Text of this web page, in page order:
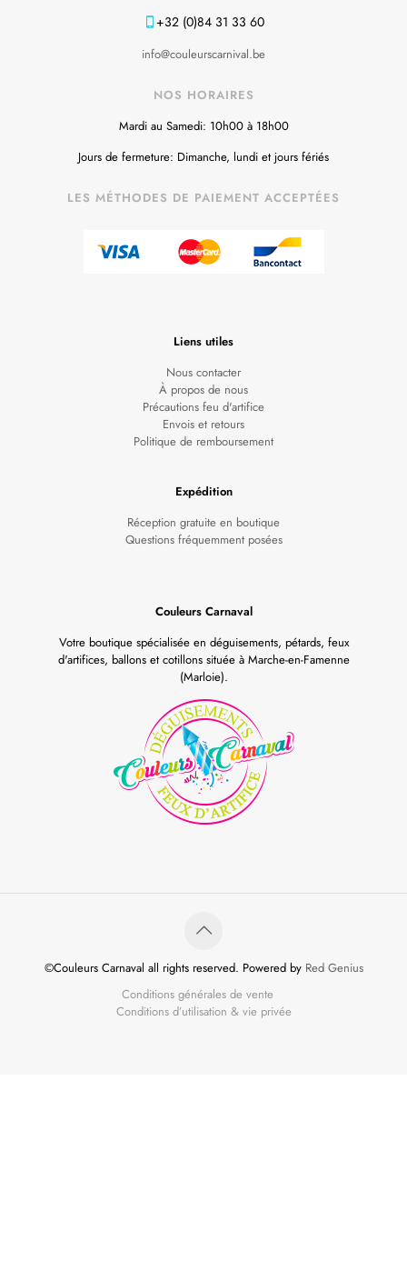
+32 (0)84 31 33 60
info@couleurscarnival.be
NOS HORAIRES
Mardi au Samedi: 10h00 à 18h00
Jours de fermeture: Dimanche, lundi et jours fériés
LES MÉTHODES DE PAIEMENT ACCEPTÉES
Liens utiles
Nous contacter
À propos de nous
Précautions feu d'artifice
Envois et retours
Politique de remboursement
Expédition
Réception gratuite en boutique
Questions fréquemment posées
Couleurs Carnaval
Votre boutique spécialisée en déguisements, pétards, feux
d'artifices, ballons et cotillons située à Marche-en-Famenne
(Marloie).
©Couleurs Carnaval all rights reserved. Powered by Red Genius
Conditions générales de vente
Conditions d’utilisation & vie privée